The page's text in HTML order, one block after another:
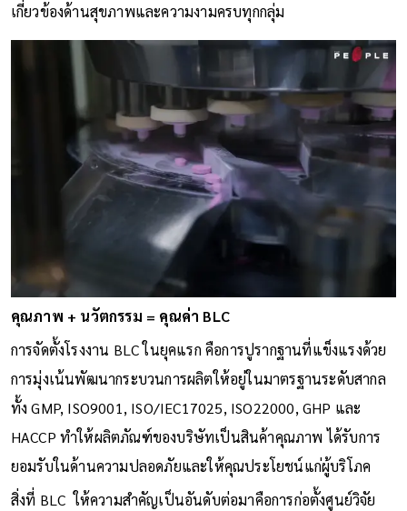
เกี่ยวข้องด้านสุขภาพและความงามครบทุกกลุ่ม
คุณภาพ + นวัตกรรม = คุณค่า BLC
การจัดตั้งโรงงาน BLC ในยุคแรก คือการปูรากฐานที่แข็งแรงด้วย
การมุ่งเน้นพัฒนากระบวนการผลิตให้อยู่ในมาตรฐานระดับสากล
ทั้ง GMP, ISO9001, ISO/IEC17025, ISO22000, GHP และ
HACCP ทำให้ผลิตภัณฑ์ของบริษัทเป็นสินค้าคุณภาพ ได้รับการ
ยอมรับในด้านความปลอดภัยและให้คุณประโยชน์แก่ผู้บริโภค
สิ่งที่ BLC ให้ความสำคัญเป็นอันดับต่อมาคือการก่อตั้งศูนย์วิจัย